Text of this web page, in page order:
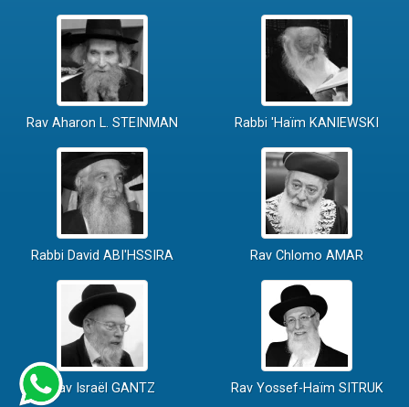
Rav Aharon L. STEINMAN Rabbi 'Haïm KANIEWSKI
Rabbi David ABI'HSSIRA Rav Chlomo AMAR
Rav Israël GANTZ Rav Yossef-Haïm SITRUK